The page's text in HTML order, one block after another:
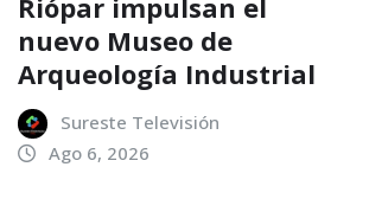
nuevo Museo de
Arqueología Industrial
Sureste Televisión
Ago 6, 2026